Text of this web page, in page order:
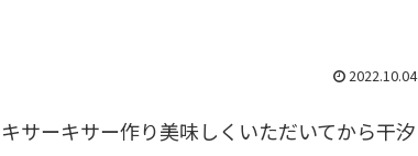
2022.10.04
サーキサー作り美味しくいただいてから干汐